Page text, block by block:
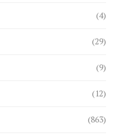
(4)
(29)
(9)
(12)
(863)